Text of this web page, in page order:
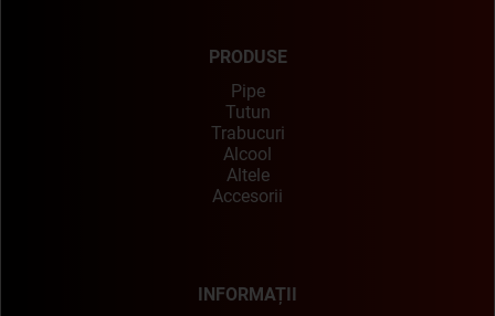
PRODUSE
Pipe
Tutun
Trabucuri
Alcool
Altele
Accesorii
INFORMAȚII